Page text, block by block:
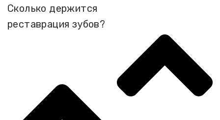
Сколько держится
реставрация зубов?